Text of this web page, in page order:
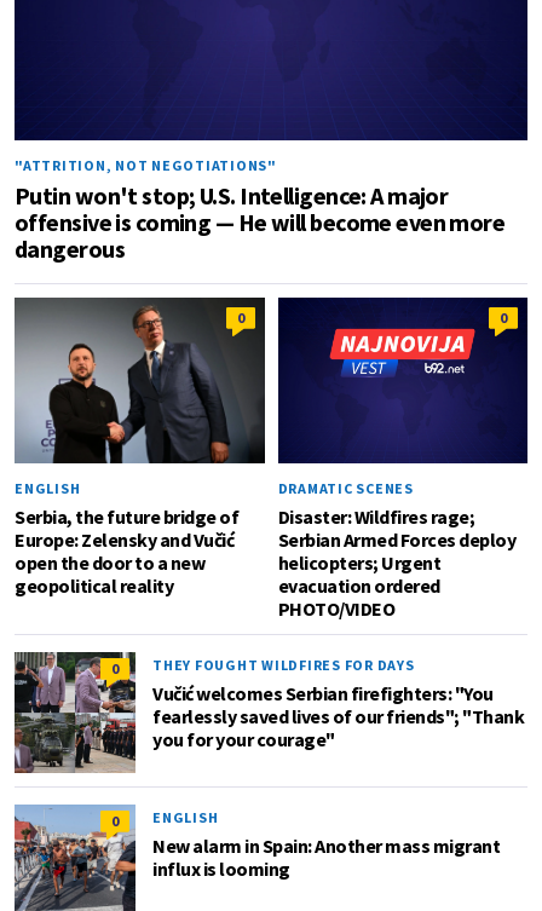
"ATTRITION, NOT NEGOTIATIONS"
Putin won't stop; U.S. Intelligence: A major
offensive is coming — He will become even more
dangerous
0
ENGLISH
Serbia, the future bridge of
Europe: Zelensky and Vučić
open the door to a new
geopolitical reality
0
DRAMATIC SCENES
Disaster: Wildfires rage;
Serbian Armed Forces deploy
helicopters; Urgent
evacuation ordered
PHOTO/VIDEO
0 THEY FOUGHT WILDFIRES FOR DAYS
Vučić welcomes Serbian firefighters: "You
fearlessly saved lives of our friends"; "Thank
you for your courage"
0 ENGLISH
New alarm in Spain: Another mass migrant
influx is looming